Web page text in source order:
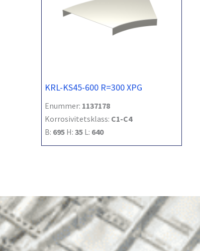
KRL-KS45-600 R=300 XPG
Enummer: 1137178
Korrosivitetsklass: C1-C4
B: 695 H: 35 L: 640